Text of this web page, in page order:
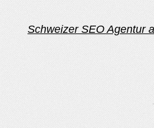
Schweizer SEO Agentur